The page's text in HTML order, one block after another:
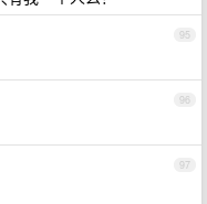
95
96
97